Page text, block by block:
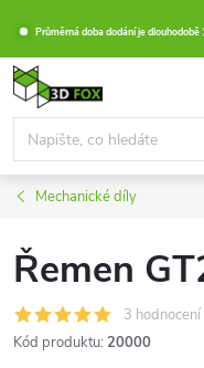
obsah
Průměrná doba dodání je dlouhodobě
Mechanické díly
Řemen
3 hodnocení
Kód produktu: 20000